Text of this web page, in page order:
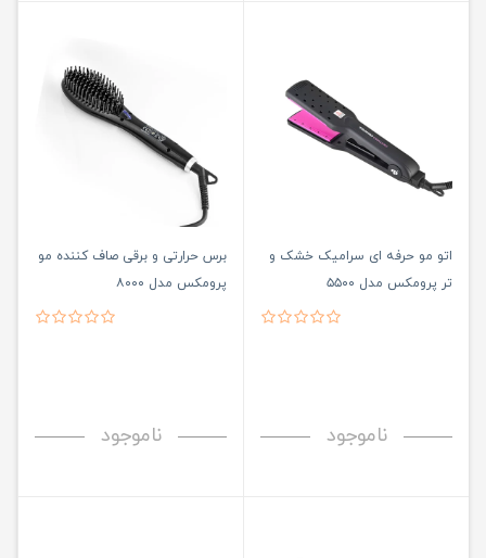
اتو مو حرفه ای سرامیک خشک و
تر پرومکس مدل ۵۵۰۰
ناموجود
برس حرارتی و برقی صاف کننده مو
پرومکس مدل ۸۰۰۰
ناموجود